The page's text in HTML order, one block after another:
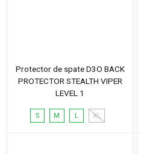
Protector de spate D3O BACK
PROTECTOR STEALTH VIPER
LEVEL 1
S M L XL